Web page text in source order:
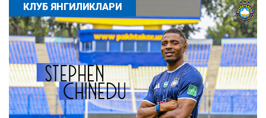
КЛУБ ЯНГИЛИКЛАРИ